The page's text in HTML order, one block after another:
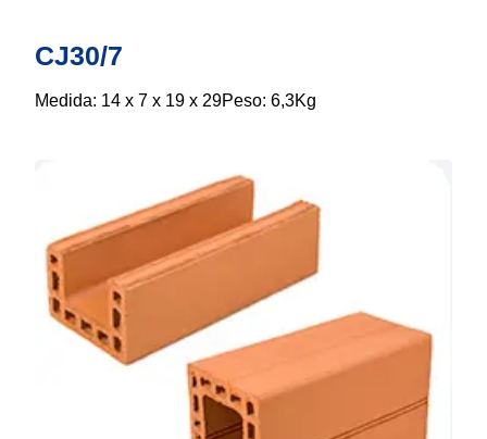
CJ30/7
Medida: 14 x 7 x 19 x 29Peso: 6,3Kg